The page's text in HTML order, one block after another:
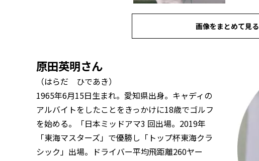
画像をまとめて見る
原田英明さん
（はらだ ひであき）
1965年6月15日生まれ。愛知県出身。キャディの
アルバイトをしたことをきっかけに18歳でゴルフ
を始める。「日本ミッドアマ3 回出場。2019年
「東海マスターズ」で優勝し「トップ杯東海クラ
シック」出場。ドライバー平均飛距離260ヤー